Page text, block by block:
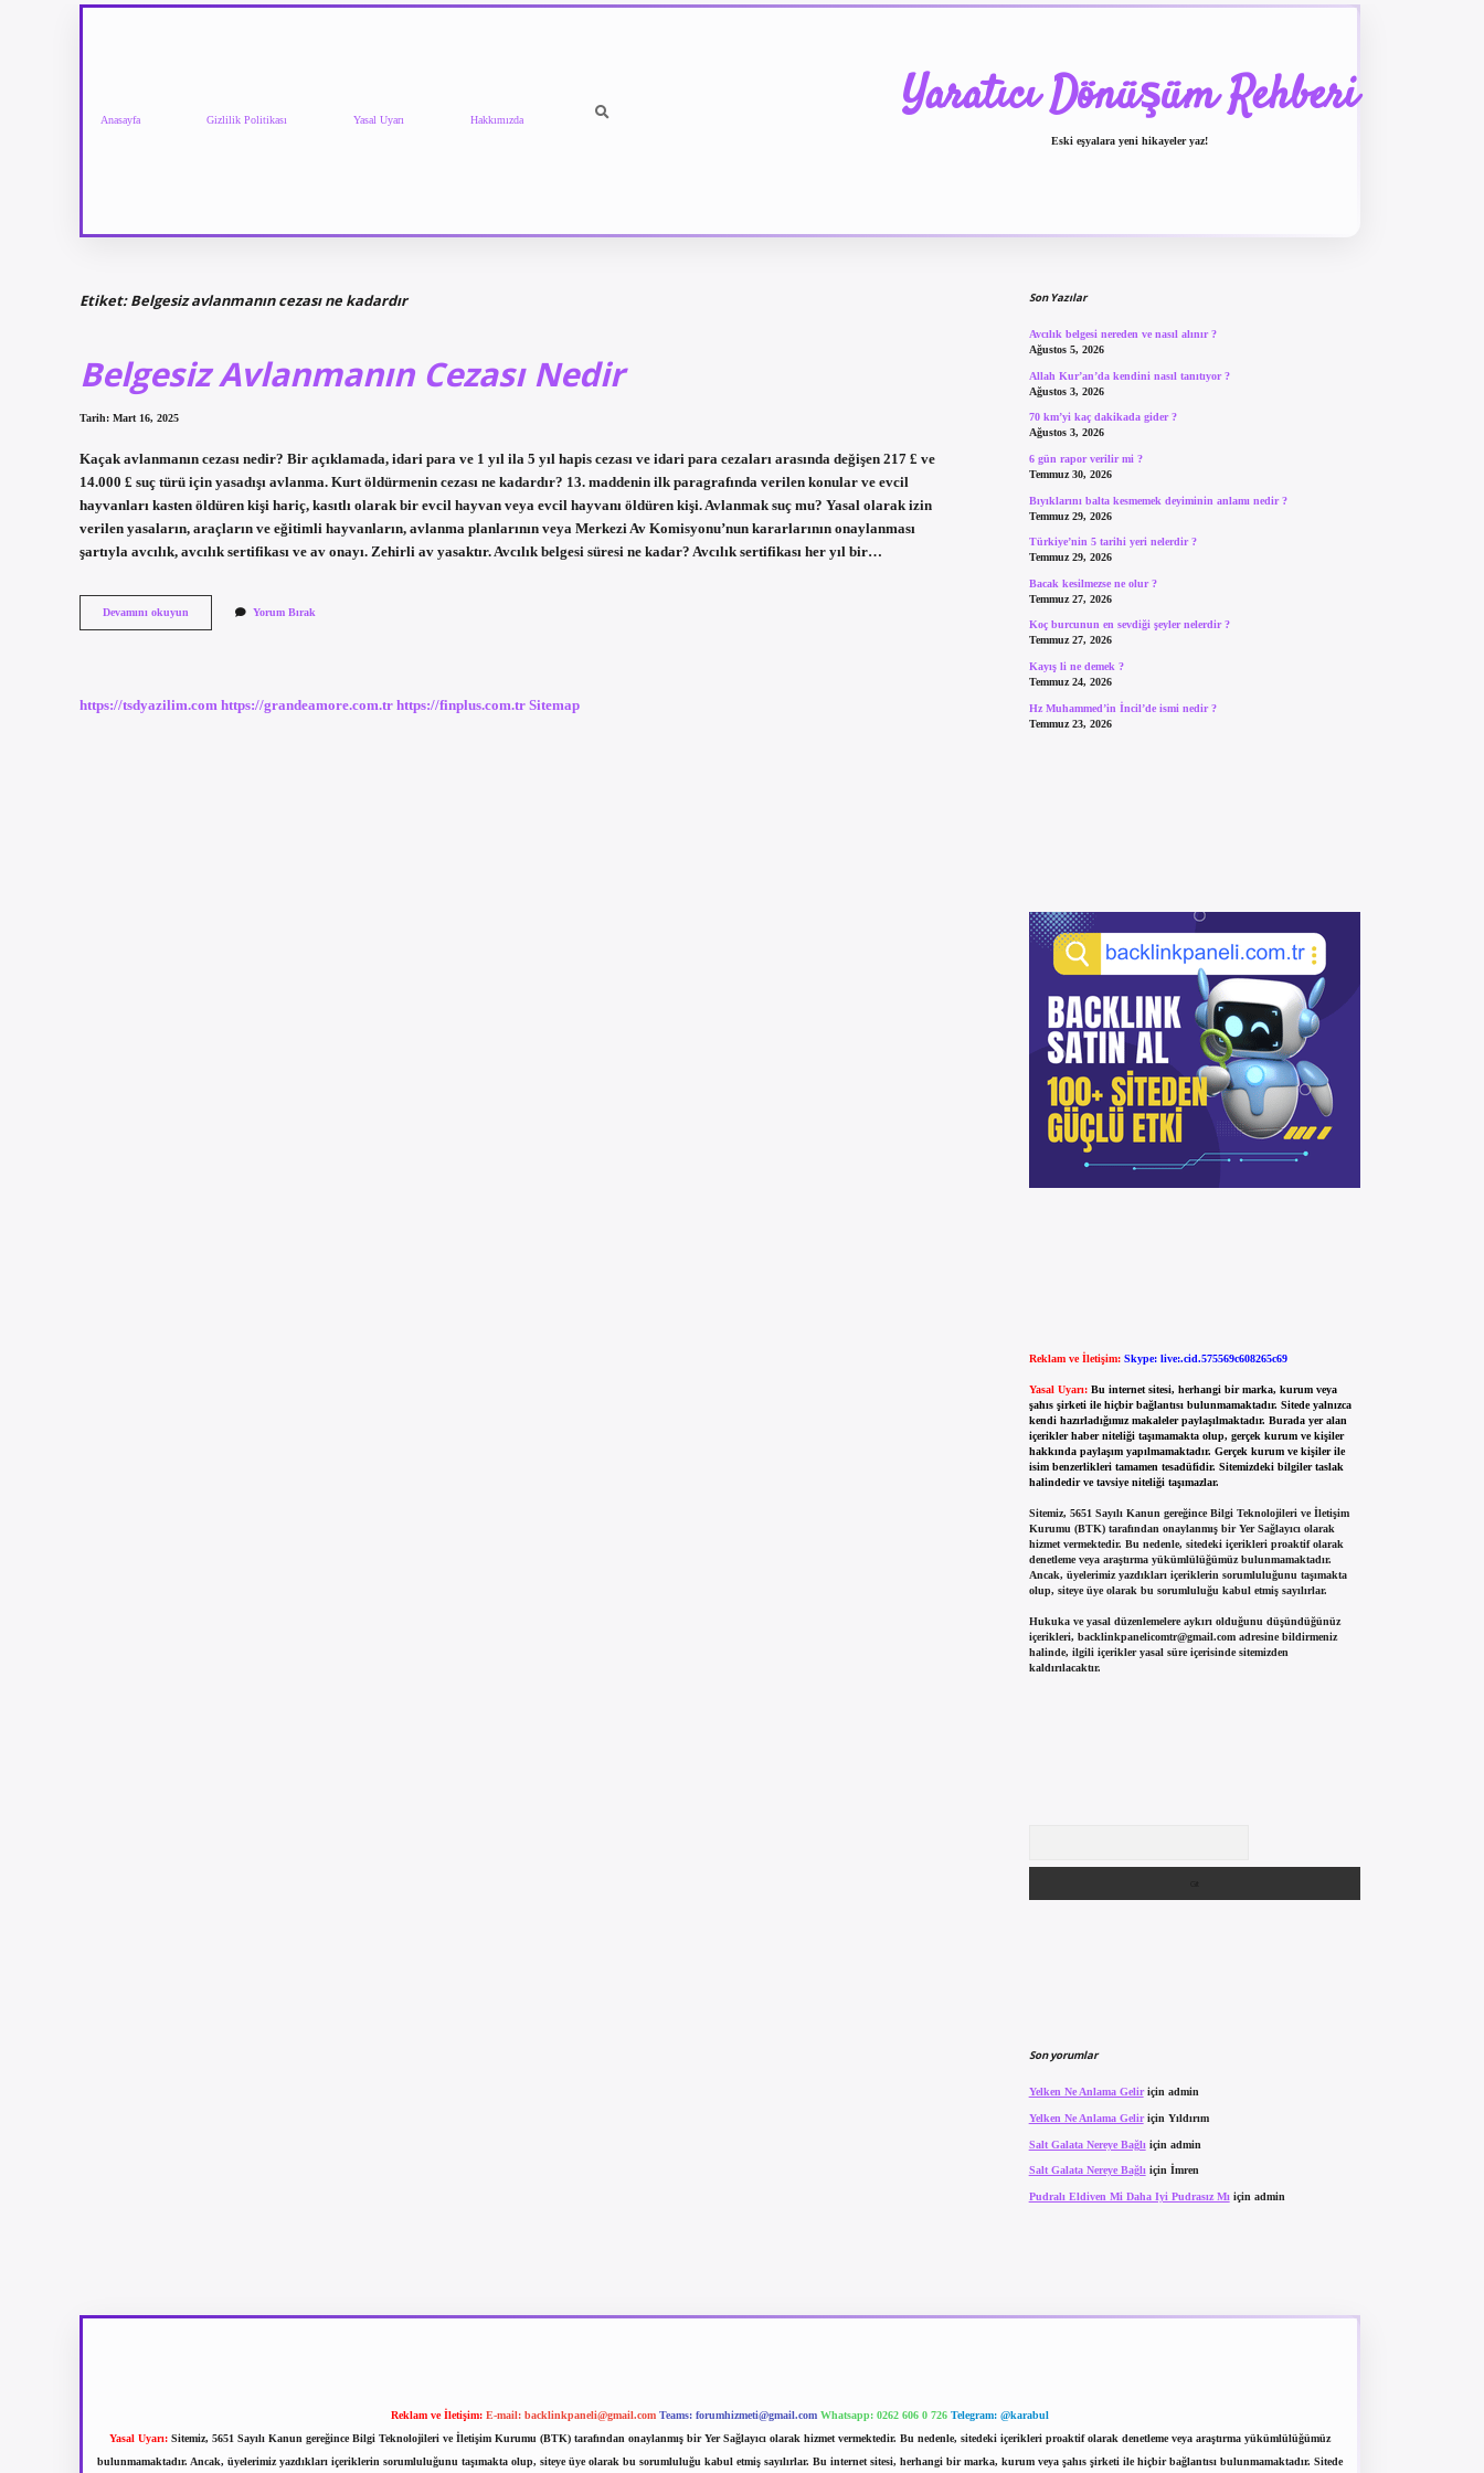
Anasayfa Gizlilik Politikası Yasal Uyarı Hakkımızda Yaratıcı Dönüşüm Rehberi
Eski eşyalara yeni hikayeler yaz!
Etiket:Belgesiz avlanmanın cezası ne kadardır
Belgesiz Avlanmanın Cezası Nedir
Tarih: Mart 16, 2025
Kaçak avlanmanın cezası nedir? Bir açıklamada, idari para ve 1 yıl ila 5 yıl hapis cezası ve idari para cezaları arasında değişen 217 £ ve
14.000 £ suç türü için yasadışı avlanma. Kurt öldürmenin cezası ne kadardır? 13. maddenin ilk paragrafında verilen konular ve evcil
hayvanları kasten öldüren kişi hariç, kasıtlı olarak bir evcil hayvan veya evcil hayvanı öldüren kişi. Avlanmak suç mu? Yasal olarak izin
verilen yasaların, araçların ve eğitimli hayvanların, avlanma planlarının veya Merkezi Av Komisyonu’nun kararlarının onaylanması
şartıyla avcılık, avcılık sertifikası ve av onayı. Zehirli av yasaktır. Avcılık belgesi süresi ne kadar? Avcılık sertifikası her yıl bir…
Devamını okuyun
Avlanmanın
Yorum Bırak
https://tsdyazilim.com https://grandeamore.com.tr https://finplus.com.tr Sitemap
Son Yazılar
Avcılık belgesi nereden ve nasıl alınır ?
Ağustos 5, 2026
Allah Kur’an’da kendini nasıl tanıtıyor ?
Ağustos 3, 2026
70 km’yi kaç dakikada gider ?
Ağustos 3, 2026
6 gün rapor verilir mi ?
Temmuz 30, 2026
Bıyıklarını balta kesmemek deyiminin anlamı nedir ?
Temmuz 29, 2026
Türkiye’nin 5 tarihi yeri nelerdir ?
Temmuz 29, 2026
Bacak kesilmezse ne olur ?
Temmuz 27, 2026
Koç burcunun en sevdiği şeyler nelerdir ?
Temmuz 27, 2026
Kayış li ne demek ?
Temmuz 24, 2026
Hz Muhammed’in İncil’de ismi nedir ?
Temmuz 23, 2026
Reklam ve İletişim: Skype: live:.cid.575569c608265c69
Yasal Uyarı: Bu internet sitesi, herhangi bir marka, kurum veya
şahıs şirketi ile hiçbir bağlantısı bulunmamaktadır. Sitede yalnızca
kendi hazırladığımız makaleler paylaşılmaktadır. Burada yer alan
içerikler haber niteliği taşımamakta olup, gerçek kurum ve kişiler
hakkında paylaşım yapılmamaktadır. Gerçek kurum ve kişiler ile
isim benzerlikleri tamamen tesadüfidir. Sitemizdeki bilgiler taslak
halindedir ve tavsiye niteliği taşımazlar.
Sitemiz, 5651 Sayılı Kanun gereğince Bilgi Teknolojileri ve İletişim
Kurumu (BTK) tarafından onaylanmış bir Yer Sağlayıcı olarak
hizmet vermektedir. Bu nedenle, sitedeki içerikleri proaktif olarak
denetleme veya araştırma yükümlülüğümüz bulunmamaktadır.
Ancak, üyelerimiz yazdıkları içeriklerin sorumluluğunu taşımakta
olup, siteye üye olarak bu sorumluluğu kabul etmiş sayılırlar.
Hukuka ve yasal düzenlemelere aykırı olduğunu düşündüğünüz
içerikleri, backlinkpanelicomtr@gmail.comadresine bildirmeniz
halinde, ilgili içerikler yasal süre içerisinde sitemizden
kaldırılacaktır.
Son yorumlar
Yelken Ne Anlama Geliriçin admin
Yelken Ne Anlama Geliriçin Yıldırım
Salt Galata Nereye Bağlı için admin
Salt Galata Nereye Bağlı için İmren
Pudralı Eldiven Mi Daha Iyi Pudrasız Mı için admin
Reklam ve İletişim: E-mail: backlinkpaneli@gmail.com Teams: forumhizmeti@gmail.com Whatsapp: 0262 606 0 726 Telegram: @karabul
Yasal Uyarı: Sitemiz, 5651 Sayılı Kanun gereğince Bilgi Teknolojileri ve İletişim Kurumu (BTK) tarafından onaylanmış bir Yer Sağlayıcı olarak hizmet vermektedir. Bu nedenle, sitedeki içerikleri proaktif olarak denetleme veya araştırma yükümlülüğümüz
bulunmamaktadır. Ancak, üyelerimiz yazdıkları içeriklerin sorumluluğunu taşımakta olup, siteye üye olarak bu sorumluluğu kabul etmiş sayılırlar. Bu internet sitesi, herhangi bir marka, kurum veya şahıs şirketi ile hiçbir bağlantısı bulunmamaktadır. Sitede